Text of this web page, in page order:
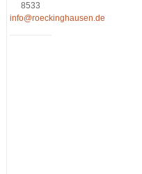
8533
info@roeckinghausen.de